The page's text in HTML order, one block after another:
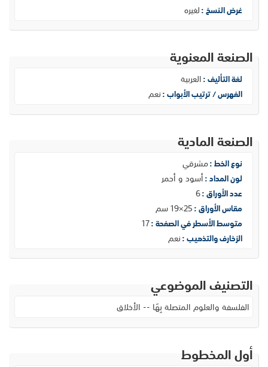
غرض النسخ :لغيره
الصنعة المعنوية
لغة التأليف :العربية
الفهرس / ترتيب الأبواب :نعم
الصنعة المادية
نوع الخط :مشرقي
لون المداد :أسود و أحمر
عدد الأوراق :6
مقاس الأوراق :25×19 سم
متوسط الأسطر في الصفحة :17
الزخارف والتذهيب :نعم
التصنيف الموضوعي
الفلسفة والعلوم المتصلة بِهَا -- الأخلاق
أول المخطوط